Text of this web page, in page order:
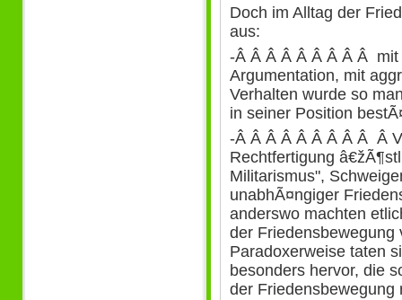
Doch im Alltag der
aus:
-Â Â Â Â Â Â Â Â Â
Argumentation, mit
Verhalten wurde so
in seiner Position
-Â Â Â Â Â Â Â Â Â Â
Rechtfertigung
Militarismus",
unabhÃ¤ngiger
anderswo machten
der
Paradoxerweise taten
besonders hervor, die
der Friedensbewegung